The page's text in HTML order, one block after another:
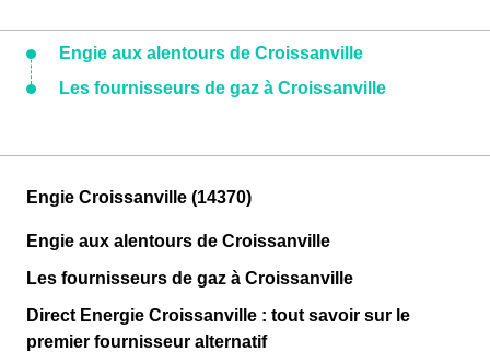
Engie aux alentours de Croissanville
Les fournisseurs de gaz à Croissanville
Engie Croissanville (14370)
Engie aux alentours de Croissanville
Les fournisseurs de gaz à Croissanville
Direct Energie Croissanville : tout savoir sur le
premier fournisseur alternatif